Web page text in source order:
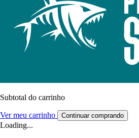
Subtotal do carrinho
Ver meu carrinho Continuar comprando
Loading...